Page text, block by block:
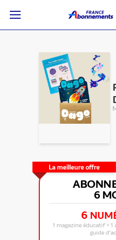
La meilleure offre
6
6
1 magazine éducatif + 1
guide